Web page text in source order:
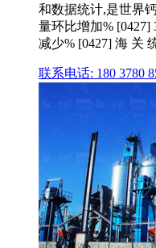
和数据统计,是世界
量环比增加%
减少% [0427] 海 关
联系电话: 180 3780